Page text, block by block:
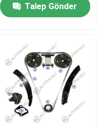
Talep Gönder